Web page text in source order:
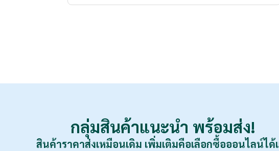
กลุ่มสินค้าแนะนำ พร้อมส่ง!
สินค้าราคาส่งเหมือนเดิม เพิ่มเติมคือเลือกซื้อออนไลน์ได้